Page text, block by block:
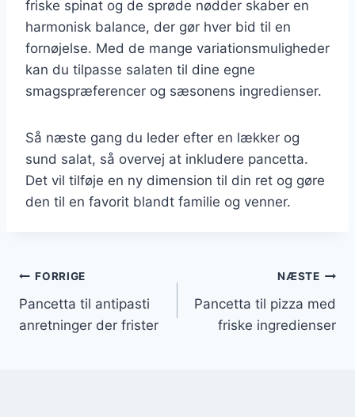
friske spinat og de sprøde nødder skaber en
harmonisk balance, der gør hver bid til en
fornøjelse. Med de mange variationsmuligheder
kan du tilpasse salaten til dine egne
smagspræferencer og sæsonens ingredienser.
Så næste gang du leder efter en lækker og
sund salat, så overvej at inkludere pancetta.
Det vil tilføje en ny dimension til din ret og gøre
den til en favorit blandt familie og venner.
Indlægsnavigation
FORRIGE
Pancetta til antipasti
anretninger der frister
NÆSTE
Pancetta til pizza med
friske ingredienser